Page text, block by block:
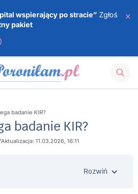
wspierający po stracie” Zgłoś
pakiet
×
badanie KIR?
badanie KIR?
Aktualizacja: 11.03.2026, 16:11